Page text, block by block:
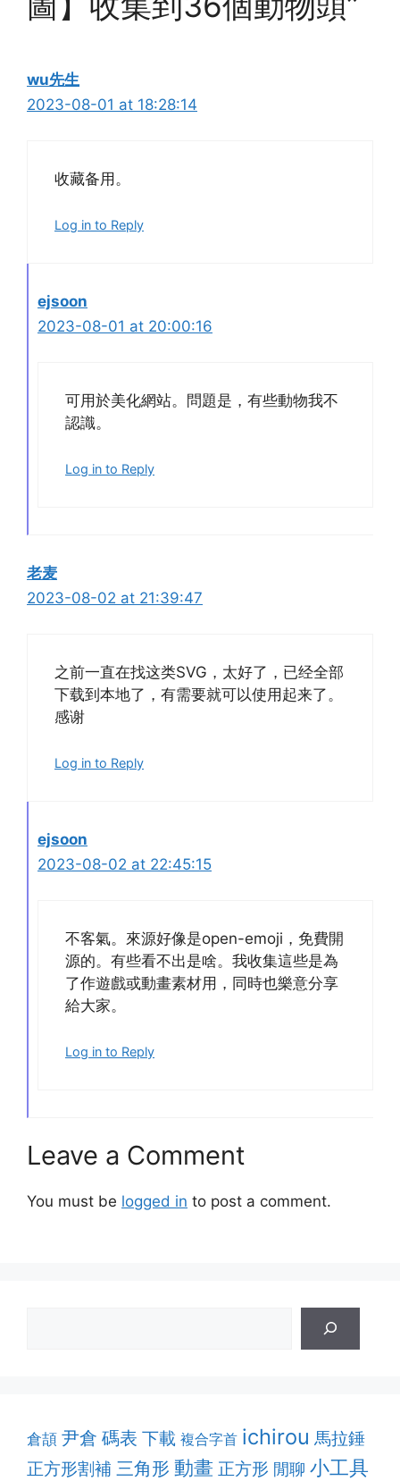
wu先生
2023-08-01 at 18:28:14
收藏备用。
Log in to Reply
ejsoon
2023-08-01 at 20:00:16
可用於美化網站。問題是，有些動物我不
認識。
Log in to Reply
老麦
2023-08-02 at 21:39:47
之前一直在找这类SVG，太好了，已经全部
下载到本地了，有需要就可以使用起来了。
感谢
Log in to Reply
ejsoon
2023-08-02 at 22:45:15
不客氣。來源好像是open-emoji，免費開
源的。有些看不出是啥。我收集這些是為
了作遊戲或動畫素材用，同時也樂意分享
給大家。
Log in to Reply
Leave a Comment
You must be logged in to post a comment.
倉頡 尹倉 碼表 下載 複合字首 ichirou 馬拉錘
正方形割補 三角形 動畫 正方形 閒聊 小工具